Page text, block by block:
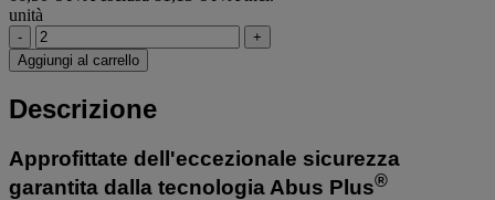
unità
-
+
Aggiungi al carrello
Descrizione
Approfittate dell'eccezionale sicurezza
garantita dalla tecnologia Abus Plus®